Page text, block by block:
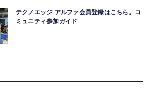
テクノエッジ アルファ会員登録はこちら。コ
ミュニティ参加ガイド